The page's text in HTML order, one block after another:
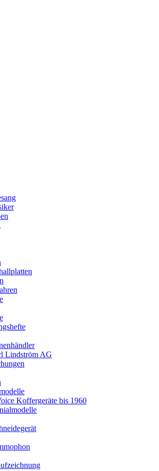
Lindström AG
Koffergeräte bis 1960